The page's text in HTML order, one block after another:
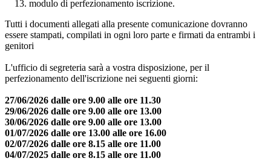
modulo di perfezionamento iscrizione.
Tutti i documenti allegati alla presente comunicazione dovranno
essere stampati, compilati in ogni loro parte e firmati da entrambi i
genitori
L'ufficio di segreteria sarà a vostra disposizione, per il
perfezionamento dell'iscrizione nei seguenti giorni:
27/06/2026 dalle ore 9.00 alle ore 11.30
29/06/2026 dalle ore 9.00 alle ore 13.00
30/06/2026 dalle ore 9.00 alle ore 13.00
01/07/2026 dalle ore 13.00 alle ore 16.00
02/07/2026 dalle ore 8.15 alle ore 11.00
04/07/2025 dalle ore 8.15 alle ore 11.00